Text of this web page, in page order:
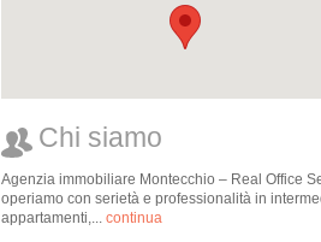
Chi siamo
Agenzia immobiliare Montecchio – Real Office
operiamo con serietà e professionalità in
appartamenti,... continua